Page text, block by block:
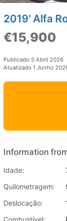
2019' Alfa
€15,900
Publicado 5 Abril 2026
Atualizado 1 Junho
Information
Idade:
Quilometragem:
Deslocação:
Combustível: